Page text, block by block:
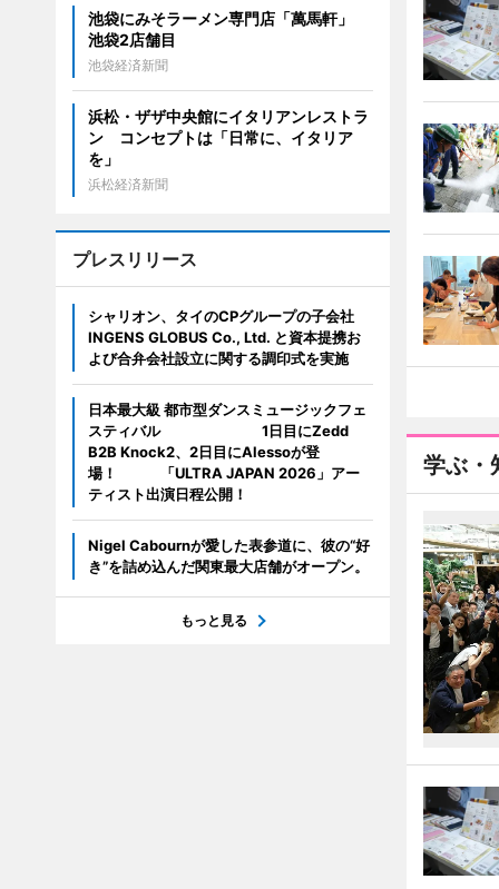
学ぶ・
池袋にみそラーメン専門店「萬馬軒」
池袋2店舗目
池袋経済新聞
浜松・ザザ中央館にイタリアンレストラ
ン コンセプトは「日常に、イタリア
を」
浜松経済新聞
プレスリリース
シャリオン、タイのCPグループの子会社
INGENS GLOBUS Co., Ltd. と資本提携お
よび合弁会社設立に関する調印式を実施
日本最大級 都市型ダンスミュージックフェ
スティバル 1日目にZedd
B2B Knock2、2日目にAlessoが登
場！ 「ULTRA JAPAN 2026」アー
ティスト出演日程公開！
Nigel Cabournが愛した表参道に、彼の“好
き”を詰め込んだ関東最大店舗がオープン。
もっと見る